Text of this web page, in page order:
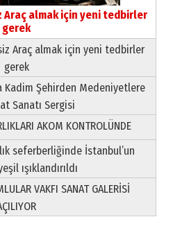
Araç almak için yeni tedbirler
gerek
Araç almak için yeni tedbirler
gerek
Kadim Şehirden Medeniyetlere
Sanatı Sergisi
AKOM KONTROLÜNDE
seferberliğinde İstanbul’un
ışıklandırıldı
VAKFI SANAT GALERİSİ
Yeri
KIZI
Şirin’e